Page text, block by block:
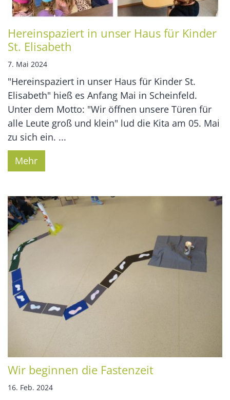
Hereinspaziert in unser Haus für Kinder
St. Elisabeth
7. Mai 2024
"Hereinspaziert in unser Haus für Kinder St.
Elisabeth" hieß es Anfang Mai in Scheinfeld.
Unter dem Motto: "Wir öffnen unsere Türen für
alle Leute groß und klein" lud die Kita am 05. Mai
zu sich ein. ...
Mehr
Wir beginnen die Fastenzeit
16. Feb. 2024